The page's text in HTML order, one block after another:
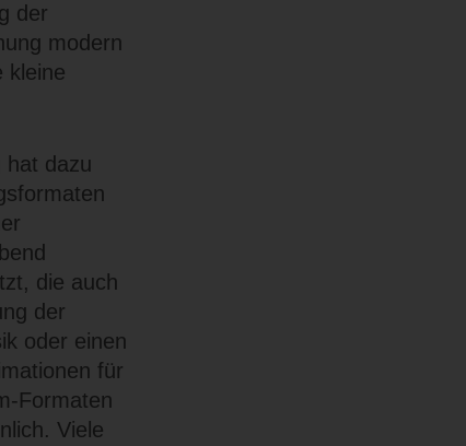
der
modern
kleine
hat dazu
die auch
der
oder einen
für
Formaten
Viele